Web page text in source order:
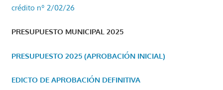
crédito nº 2/02/26
PRESUPUESTO MUNICIPAL 2025
PRESUPUESTO 2025 (APROBACIÓN INICIAL)
EDICTO DE APROBACIÓN DEFINITIVA